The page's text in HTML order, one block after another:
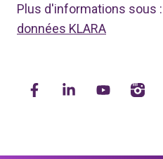
Plus d'informations sous :
données KLARA